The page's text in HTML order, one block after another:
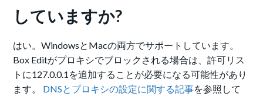
していますか?
はい。WindowsとMacの両方でサポートしています。
Box Editがプロキシでブロックされる場合は、許可リス
トに127.0.0.1を追加することが必要になる可能性があり
ます。 DNSとプロキシの設定に関する記事を参照して